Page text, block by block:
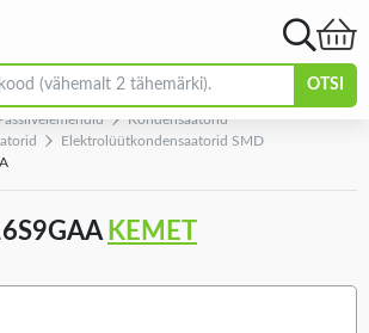
OTSI
Kondensaatorid
Elektrolüütkondensaatorid SMD
KEMET